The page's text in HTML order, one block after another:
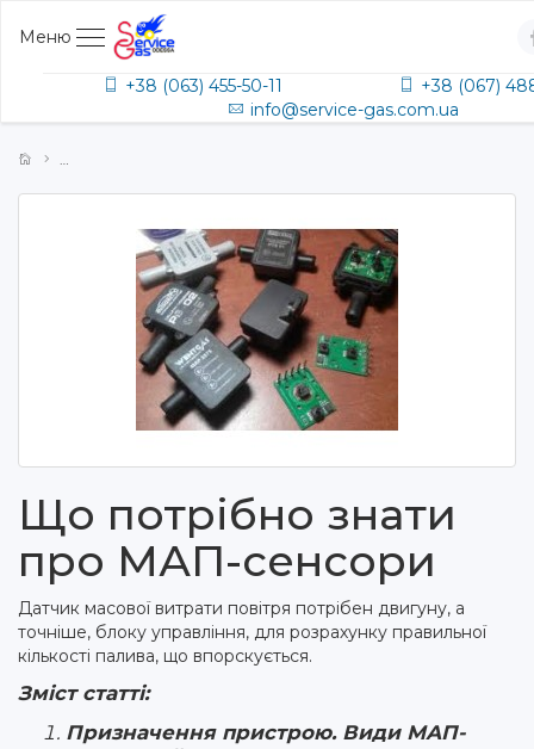
Меню
+38 (063) 455-50-11
+38 (067)
info@service-gas.com.ua
Що потрібно знати
про МАП-сенсори
Датчик масової витрати повітря потрібен двигуну, а
точніше, блоку управління, для розрахунку правильної
кількості палива, що впорскується.
Зміст статті:
Призначення пристрою. Види МАП-